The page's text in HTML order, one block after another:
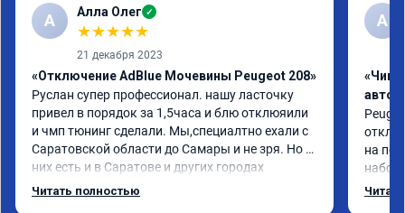
А Алла Олег ✓
★★★★★
21 декабря 2023
«Отключение AdBlue Мочевины Peugeot 208»
Руслан супер профессионал. нашу ласточку
привел в порядок за 1,5часа и блю отклюяили
и чмп тюнинг сделали. Мы,специалтно ехали с
Саратовской области до Самары и не зря. Но у
них есть и в Саратове и других городах
сервиз.Но мы,улачно попали прям к
Читать полностью
А
«Чип
на